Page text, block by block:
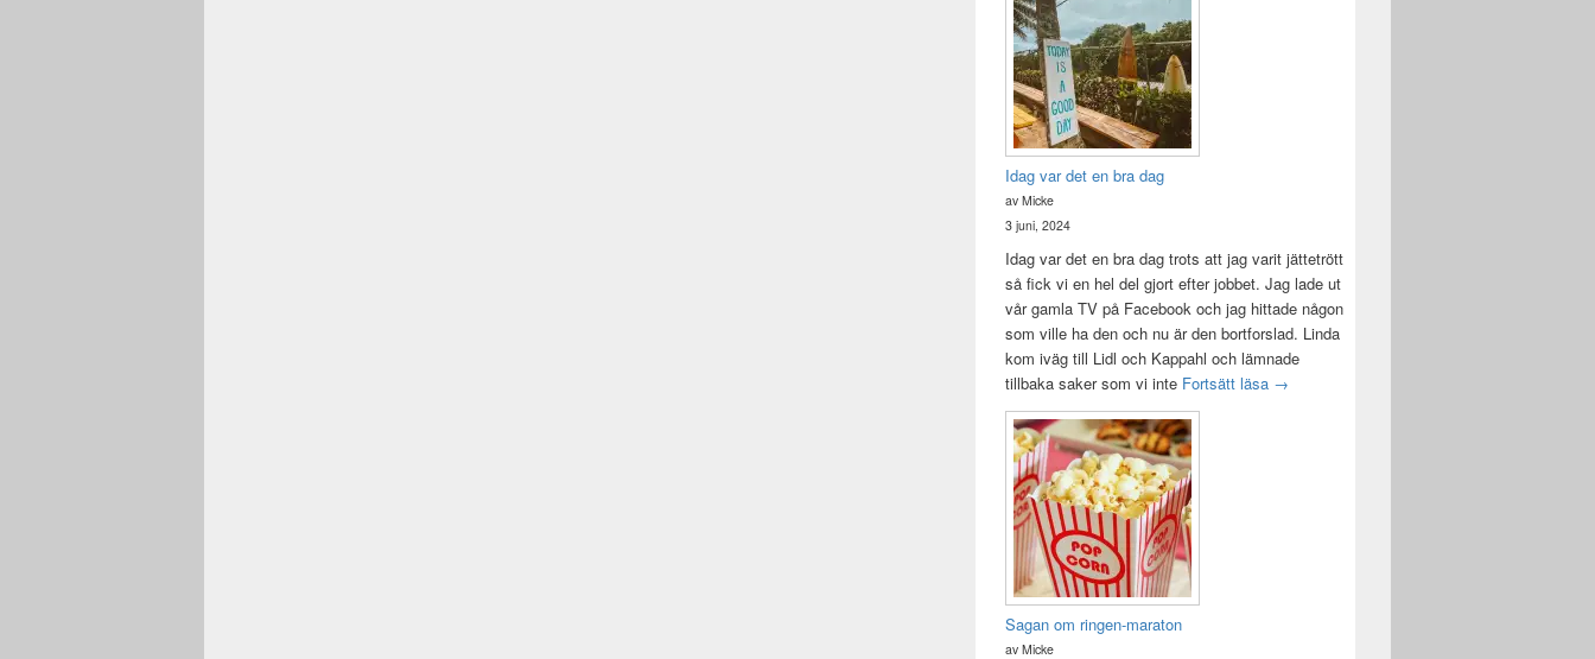
Idag var det en bra dag
av Micke
3 juni, 2024
Idag var det en bra dag trots att jag varit jättetrött
så fick vi en hel del gjort efter jobbet. Jag lade ut
vår gamla TV på Facebook och jag hittade någon
som ville ha den och nu är den bortforslad. Linda
kom iväg till Lidl och Kappahl och lämnade
tillbaka saker som vi inte Fortsätt läsa Idag var det en bra dag
→
Sagan om ringen-maraton
av Micke